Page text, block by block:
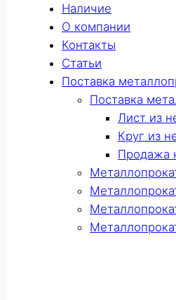
Наличие
О компании
Контакты
Статьи
Поставка
Поставка
Лист из
Круг из
Продажа